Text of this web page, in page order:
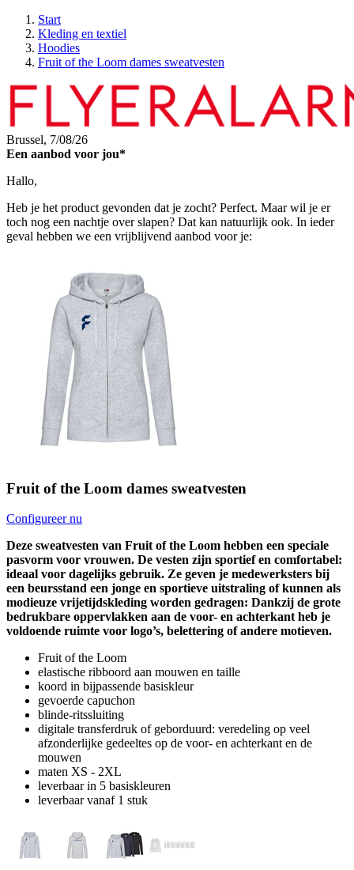
Start
Kleding en textiel
Hoodies
Fruit of the Loom dames sweatvesten
Brussel, 7/08/26
Een aanbod voor jou*
Hallo,
Heb je het product gevonden dat je zocht? Perfect. Maar wil je er
toch nog een nachtje over slapen? Dat kan natuurlijk ook. In ieder
geval hebben we een vrijblijvend aanbod voor je:
Fruit of the Loom dames sweatvesten
Configureer nu
Deze sweatvesten van Fruit of the Loom hebben een speciale
pasvorm voor vrouwen. De vesten zijn sportief en comfortabel:
ideaal voor dagelijks gebruik. Ze geven je medewerksters bij
een beursstand een jonge en sportieve uitstraling of kunnen als
modieuze vrijetijdskleding worden gedragen: Dankzij de grote
bedrukbare oppervlakken aan de voor- en achterkant heb je
voldoende ruimte voor logo’s, belettering of andere motieven.
Fruit of the Loom
elastische ribboord aan mouwen en taille
koord in bijpassende basiskleur
gevoerde capuchon
blinde-ritssluiting
digitale transferdruk of geborduurd: veredeling op veel
afzonderlijke gedeeltes op de voor- en achterkant en de
mouwen
maten XS - 2XL
leverbaar in 5 basiskleuren
leverbaar vanaf 1 stuk